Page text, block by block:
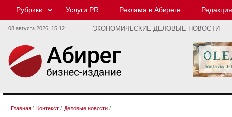
Рубрики Услуги PR Реклама в Абиреге Редакция
08 августа 2026, 15:12 ЭКОНОМИЧЕСКИЕ ДЕЛОВЫЕ НОВОСТИ
Главная / Контекст / Деловые новости /